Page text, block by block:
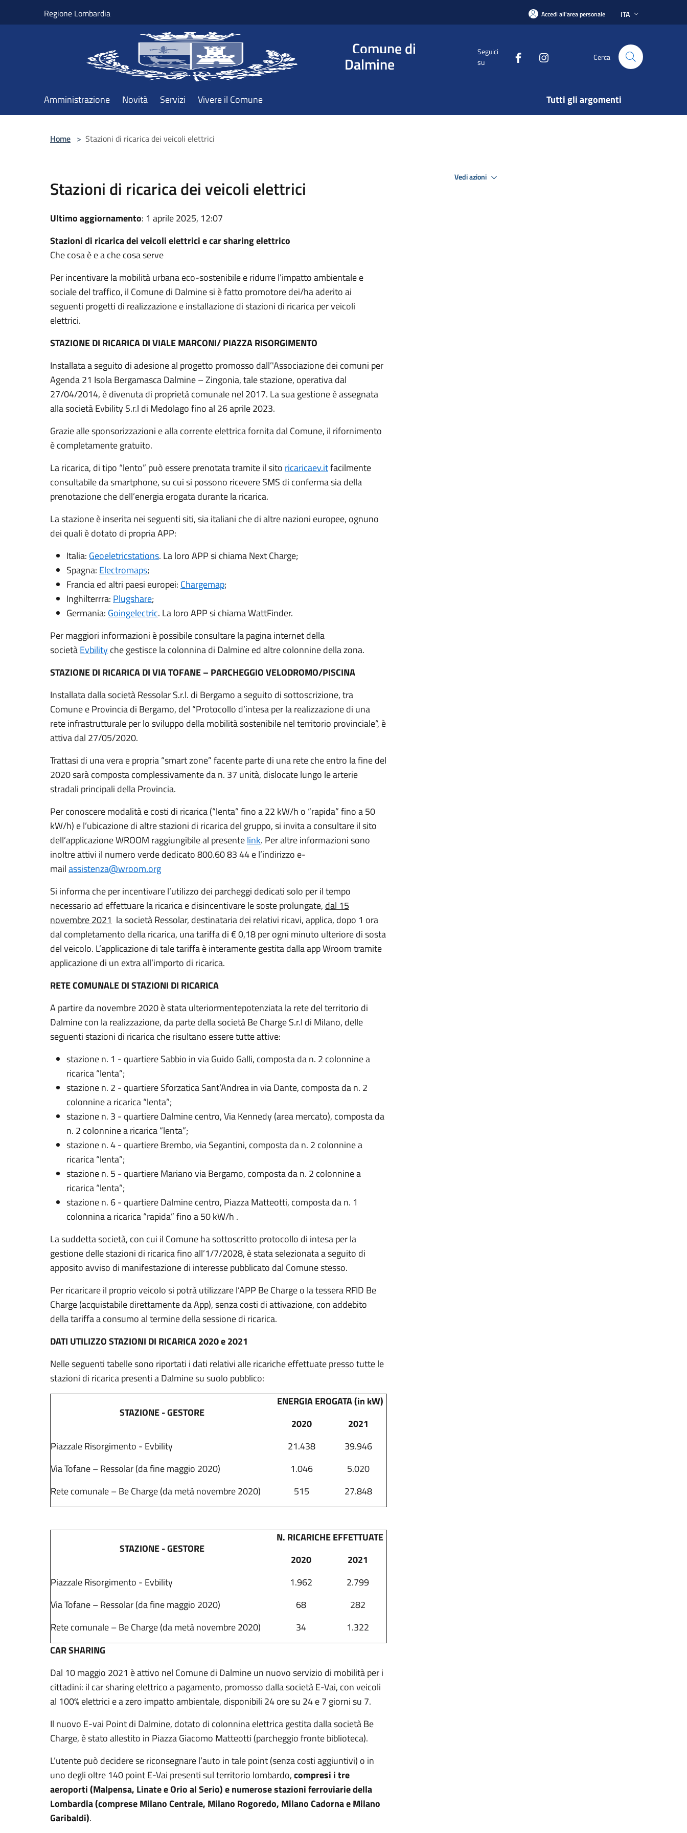
Regione Lombardia Accedi all'area personale ITA
Comune di
Dalmine
Seguici
su
Cerca
Amministrazione Novità Servizi Vivere il Comune Tutti gli argomenti
Home > Stazioni di ricarica dei veicoli elettrici
Stazioni di ricarica dei veicoli elettrici
Ultimo aggiornamento: 1 aprile 2025, 12:07
Stazioni di ricarica dei veicoli elettrici e car sharing elettrico
Che cosa è e a che cosa serve
Per incentivare la mobilità urbana eco-sostenibile e ridurre l’impatto ambientale e
sociale del traffico, il Comune di Dalmine si è fatto promotore dei/ha aderito ai
seguenti progetti di realizzazione e installazione di stazioni di ricarica per veicoli
elettrici.
STAZIONE DI RICARICA DI VIALE MARCONI/ PIAZZA RISORGIMENTO
Installata a seguito di adesione al progetto promosso dall’'Associazione dei comuni per
Agenda 21 Isola Bergamasca Dalmine – Zingonia, tale stazione, operativa dal
27/04/2014, è divenuta di proprietà comunale nel 2017. La sua gestione è assegnata
alla società Evbility S.r.l di Medolago fino al 26 aprile 2023.
Grazie alle sponsorizzazioni e alla corrente elettrica fornita dal Comune, il rifornimento
è completamente gratuito.
La ricarica, di tipo “lento” può essere prenotata tramite il sito ricaricaev.itfacilmente
consultabile da smartphone, su cui si possono ricevere SMS di conferma sia della
prenotazione che dell’energia erogata durante la ricarica.
La stazione è inserita nei seguenti siti, sia italiani che di altre nazioni europee, ognuno
dei quali è dotato di propria APP:
Italia: Geoeletricstations. La loro APP si chiama Next Charge;
Spagna: Electromaps;
Francia ed altri paesi europei: Chargemap;
Inghilterrra: Plugshare;
Germania: Goingelectric. La loro APP si chiama WattFinder.
Per maggiori informazioni è possibile consultare la pagina internet della
societàEvbilityche gestisce la colonnina di Dalmine ed altre colonnine della zona.
STAZIONE DI RICARICA DI VIA TOFANE – PARCHEGGIO VELODROMO/PISCINA
Installata dalla società Ressolar S.r.l. di Bergamo a seguito di sottoscrizione, tra
Comune e Provincia di Bergamo, del “Protocollo d’intesa per la realizzazione di una
rete infrastrutturale per lo sviluppo della mobilità sostenibile nel territorio provinciale”, è
attiva dal 27/05/2020.
Trattasi di una vera e propria “smart zone” facente parte di una rete che entro la fine del
2020 sarà composta complessivamente da n. 37 unità, dislocate lungo le arterie
stradali principali della Provincia.
Per conoscere modalità e costi di ricarica (“lenta” fino a 22 kW/h o “rapida” fino a 50
kW/h) e l’ubicazione di altre stazioni di ricarica del gruppo, si invita a consultare il sito
dell’applicazione WROOM raggiungibile al presentelink. Per altre informazioni sono
inoltre attivi il numero verde dedicato 800.60 83 44 e l’indirizzo e-
mailassistenza@wroom.org
Si informa che per incentivare l’utilizzo dei parcheggi dedicati solo per il tempo
necessario ad effettuare la ricarica e disincentivare le soste prolungate, dal 15
novembre 2021 la società Ressolar, destinataria dei relativi ricavi, applica, dopo 1 ora
dal completamento della ricarica, una tariffa di € 0,18 per ogni minuto ulteriore di sosta
del veicolo. L’applicazione di tale tariffa è interamente gestita dalla app Wroom tramite
applicazione di un extra all’importo di ricarica.
RETE COMUNALE DI STAZIONI DI RICARICA
A partire da novembre 2020 è stata ulteriormentepotenziata la rete del territorio di
Dalmine con la realizzazione, da parte della società Be Charge S.r.l di Milano, delle
seguenti stazioni di ricarica che risultano essere tutte attive:
stazione n. 1 - quartiere Sabbio in via Guido Galli, composta da n. 2 colonnine a
ricarica “lenta”;
stazione n. 2 - quartiere Sforzatica Sant’Andrea in via Dante, composta da n. 2
colonnine a ricarica “lenta”;
stazione n. 3 - quartiere Dalmine centro, Via Kennedy (area mercato), composta da
n. 2 colonnine a ricarica “lenta”;
stazione n. 4 - quartiere Brembo, via Segantini, composta da n. 2 colonnine a
ricarica “lenta”;
stazione n. 5 - quartiere Mariano via Bergamo, composta da n. 2 colonnine a
ricarica “lenta”;
stazione n. 6 - quartiere Dalmine centro, Piazza Matteotti, composta da n. 1
colonnina a ricarica “rapida” fino a 50 kW/h .
La suddetta società, con cui il Comune ha sottoscritto protocollo di intesa per la
gestione delle stazioni di ricarica fino all’1/7/2028, è stata selezionata a seguito di
apposito avviso di manifestazione di interesse pubblicato dal Comune stesso.
Per ricaricare il proprio veicolo si potrà utilizzare l’APP Be Charge o la tessera RFID Be
Charge (acquistabile direttamente da App), senza costi di attivazione, con addebito
della tariffa a consumo al termine della sessione di ricarica.
DATI UTILIZZO STAZIONI DI RICARICA 2020 e 2021
Nelle seguenti tabelle sono riportati i dati relativi alle ricariche effettuate presso tutte le
stazioni di ricarica presenti a Dalmine su suolo pubblico:
STAZIONE - GESTORE
ENERGIA EROGATA (in kW)
2020
2021
Piazzale Risorgimento - Evbility
21.438
39.946
Via Tofane – Ressolar (da fine maggio 2020)
1.046
5.020
Rete comunale – Be Charge (da metà novembre 2020)
515 27.848
STAZIONE - GESTORE
N. RICARICHE EFFETTUATE
2020
2021
Piazzale Risorgimento - Evbility
1.962
2.799
Via Tofane – Ressolar (da fine maggio 2020)
68
282
Rete comunale – Be Charge (da metà novembre 2020)
34
1.322
CAR SHARING
Dal 10 maggio 2021 è attivo nel Comune di Dalmine un nuovo servizio di mobilità per i
cittadini: il car sharing elettrico a pagamento, promosso dalla società E-Vai, con veicoli
al 100% elettrici e a zero impatto ambientale, disponibili 24 ore su 24 e 7 giorni su 7.
Il nuovo E-vai Point di Dalmine, dotato di colonnina elettrica gestita dalla società Be
Charge, è stato allestito in Piazza Giacomo Matteotti (parcheggio fronte biblioteca).
L’utente può decidere se riconsegnare l’auto in tale point (senza costi aggiuntivi) o in
uno degli oltre 140 point E-Vai presenti sul territorio lombardo,compresi i tre
aeroporti (Malpensa, Linate e Orio al Serio) e numerose stazioni ferroviarie della
Lombardia (comprese Milano Centrale, Milano Rogoredo, Milano Cadorna e Milano
Garibaldi).
Vedi azioni